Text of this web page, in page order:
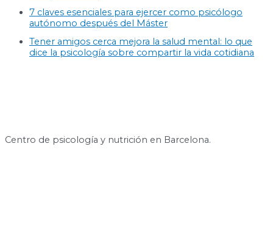
7 claves esenciales para ejercer como psicólogo
autónomo después del Máster
Tener amigos cerca mejora la salud mental: lo que
dice la psicología sobre compartir la vida cotidiana
Centro de psicología y nutrición en Barcelona.